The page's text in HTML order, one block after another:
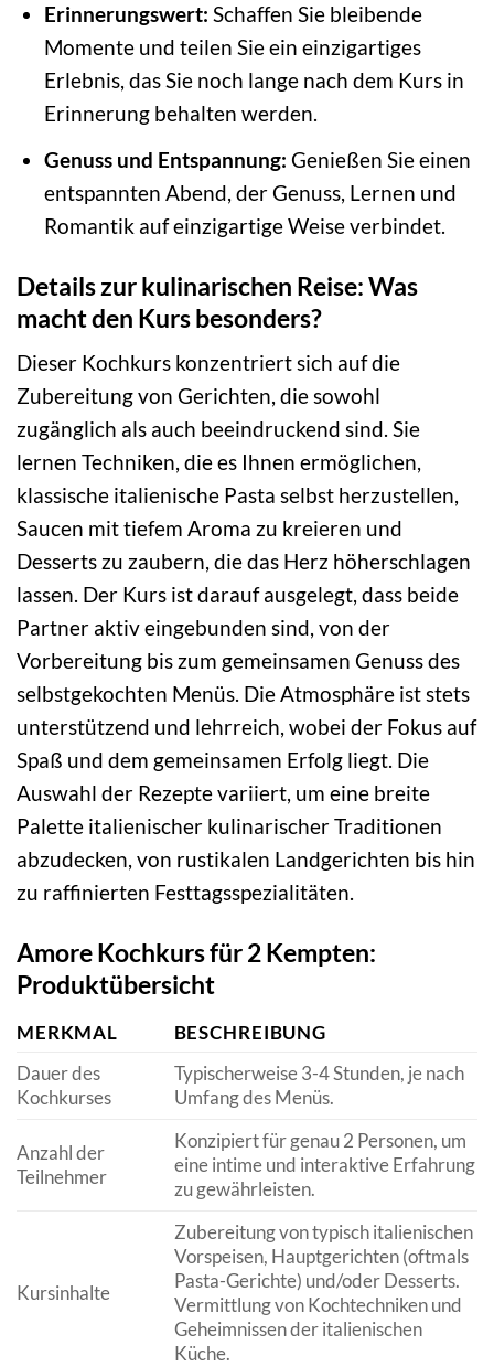
Erinnerungswert: Schaffen Sie bleibende
Momente und teilen Sie ein einzigartiges
Erlebnis, das Sie noch lange nach dem Kurs in
Erinnerung behalten werden.
Genuss und Entspannung: Genießen Sie einen
entspannten Abend, der Genuss, Lernen und
Romantik auf einzigartige Weise verbindet.
Details zur kulinarischen Reise: Was
macht den Kurs besonders?
Dieser Kochkurs konzentriert sich auf die
Zubereitung von Gerichten, die sowohl
zugänglich als auch beeindruckend sind. Sie
lernen Techniken, die es Ihnen ermöglichen,
klassische italienische Pasta selbst herzustellen,
Saucen mit tiefem Aroma zu kreieren und
Desserts zu zaubern, die das Herz höherschlagen
lassen. Der Kurs ist darauf ausgelegt, dass beide
Partner aktiv eingebunden sind, von der
Vorbereitung bis zum gemeinsamen Genuss des
selbstgekochten Menüs. Die Atmosphäre ist stets
unterstützend und lehrreich, wobei der Fokus auf
Spaß und dem gemeinsamen Erfolg liegt. Die
Auswahl der Rezepte variiert, um eine breite
Palette italienischer kulinarischer Traditionen
abzudecken, von rustikalen Landgerichten bis hin
zu raffinierten Festtagsspezialitäten.
Amore Kochkurs für 2 Kempten:
Produktübersicht
MERKMAL
BESCHREIBUNG
Dauer des
Kochkurses
Typischerweise 3-4 Stunden, je nach
Umfang des Menüs.
Anzahl der
Teilnehmer
Konzipiert für genau 2 Personen, um
eine intime und interaktive Erfahrung
zu gewährleisten.
Kursinhalte
Zubereitung von typisch italienischen
Vorspeisen, Hauptgerichten (oftmals
Pasta-Gerichte) und/oder Desserts.
Vermittlung von Kochtechniken und
Geheimnissen der italienischen
Küche.